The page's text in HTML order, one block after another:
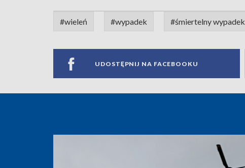
#wieleń #wypadek #śmiertelny wypadek
UDOSTĘPNIJ NA FACEBOOKU